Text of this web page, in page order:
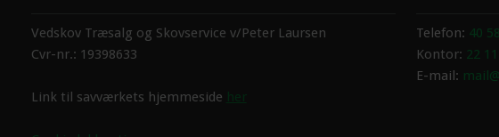
Vedskov Træsalg og Skovservice v/Peter Laursen
Cvr-nr.: 19398633
Link til savværkets hjemmeside her
​Telefon: 4​0
Kontor: 22
E-mail: